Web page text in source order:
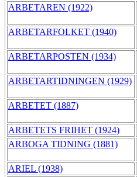
ARBETAREN (1922)
ARBETARFOLKET (1940)
ARBETARPOSTEN (1934)
ARBETARTIDNINGEN (1929)
ARBETET (1887)
ARBETETS FRIHET (1924)
ARBOGA TIDNING (1881)
ARIEL (1938)